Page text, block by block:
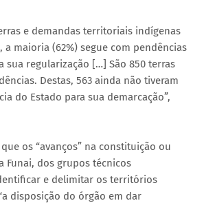
e demandas territoriais indígenas
a maioria (62%) segue com pendências
sua regularização […] São 850 terras
Destas, 563 ainda não tiveram
do Estado para sua demarcação”,
os “avanços” na constituição ou
Funai, dos grupos técnicos
e delimitar os territórios
disposição do órgão em dar